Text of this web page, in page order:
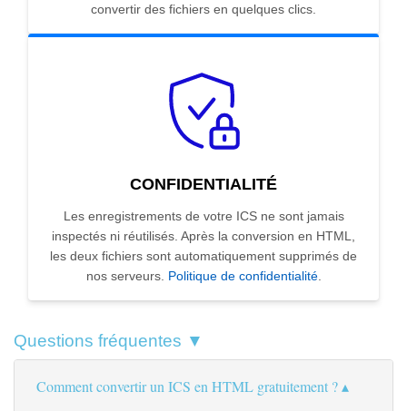
convertir des fichiers en quelques clics.
CONFIDENTIALITÉ
Les enregistrements de votre ICS ne sont jamais
inspectés ni réutilisés. Après la conversion en HTML,
les deux fichiers sont automatiquement supprimés de
nos serveurs. Politique de confidentialité.
Questions fréquentes ▼
Comment convertir un ICS en HTML gratuitement ?